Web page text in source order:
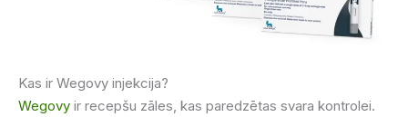
Kas ir Wegovy injekcija?
Wegovy ir recepšu zāles, kas paredzētas svara kontrolei.